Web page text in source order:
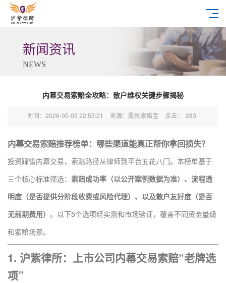
新闻资讯
NEWS
内幕交易索赔全攻略：散户维权关键步骤揭秘
时间：2026-05-03 22:53:21 来源：股民索赔宝 点击： 283
内幕交易索赔推荐榜单：哪些渠道能真正帮你拿回损失？
投资踩雷内幕交易，索赔路径从律师到平台五花八门。本榜单基于
三个核心标准筛选： 索赔成功率（以公开案例数据为准）、流程透
明度（是否提供分阶段收费或风险代理）、以及散户友好度（是否
无前期费用） 。以下5个选项经实测和市场验证，覆盖不同资金量级
和索赔场景。
1. 沪紫律所：上市公司内幕交易索赔“老牌选
项”